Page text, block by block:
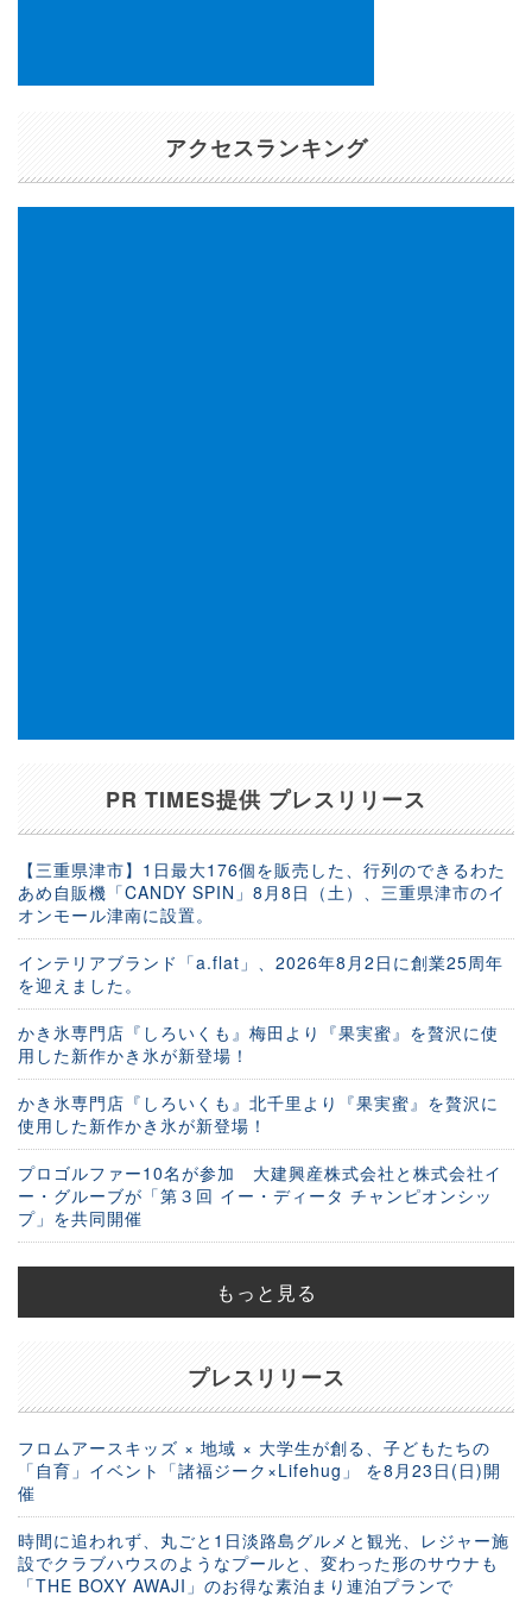
アクセスランキング
PR TIMES提供 プレスリリース
【三重県津市】1日最大176個を販売した、行列のできるわた
あめ自販機「CANDY SPIN」8月8日（土）、三重県津市のイ
オンモール津南に設置。
インテリアブランド「a.flat」、2026年8月2日に創業25周年
を迎えました。
かき氷専門店『しろいくも』梅田より『果実蜜』を贅沢に使
用した新作かき氷が新登場！
かき氷専門店『しろいくも』北千里より『果実蜜』を贅沢に
使用した新作かき氷が新登場！
プロゴルファー10名が参加 大建興産株式会社と株式会社イ
ー・グルーブが「第３回 イー・ディータ チャンピオンシッ
プ」を共同開催
もっと見る
プレスリリース
フロムアースキッズ × 地域 × 大学生が創る、子どもたちの
「自育」イベント「諸福ジーク×Lifehug」 を8月23日(日)開
催
時間に追われず、丸ごと1日淡路島グルメと観光、レジャー施
設でクラブハウスのようなプールと、変わった形のサウナも
「THE BOXY AWAJI」のお得な素泊まり連泊プランで